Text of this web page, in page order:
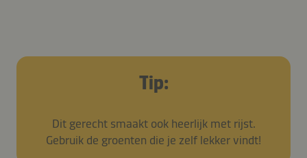
Tip:
Dit gerecht smaakt ook heerlijk met rijst.
Gebruik de groenten die je zelf lekker vindt!